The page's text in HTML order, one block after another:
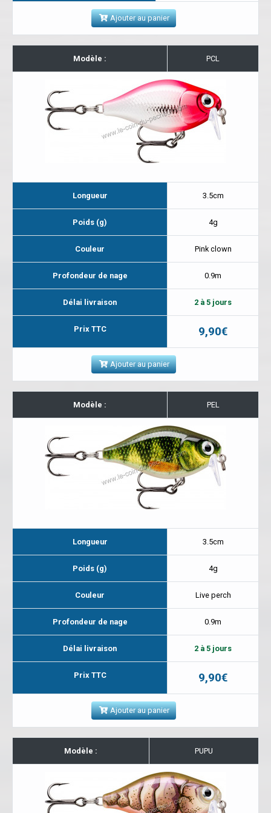
Ajouter au panier
Modèle : PCL
Longueur 3.5cm
Poids (g) 4g
Couleur Pink clown
Profondeur de nage 0.9m
Délai livraison 2 à 5 jours
Prix TTC 9,90€
Ajouter au panier
Modèle : PEL
Longueur 3.5cm
Poids (g) 4g
Couleur Live perch
Profondeur de nage 0.9m
Délai livraison 2 à 5 jours
Prix TTC 9,90€
Ajouter au panier
Modèle : PUPU